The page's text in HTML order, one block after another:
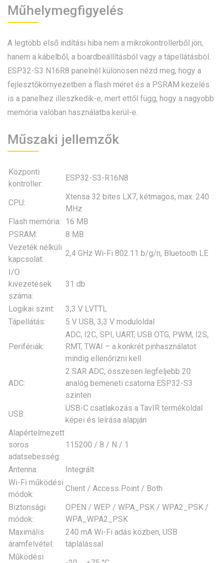
Műhelymegfigyelés
A legtöbb első indítási hiba nem a mikrokontrollerből jön,
hanem a kábelből, a boardbeállításból vagy a tápellátásból.
ESP32-S3 N16R8 panelnél különösen nézd meg, hogy a
fejlesztőkörnyezetben a flash méret és a PSRAM kezelés
is a panelhez illeszkedik-e, mert ettől függ, hogy a nagyobb
memória valóban használatba kerül-e.
Műszaki jellemzők
Központi
kontroller:
ESP32-S3-R16N8
CPU:
Xtensa 32 bites LX7, kétmagos, max. 240
MHz
Flash memória: 16 MB
PSRAM:
8 MB
Vezeték nélküli
kapcsolat:
2,4 GHz Wi-Fi 802.11 b/g/n, Bluetooth LE
I/O
kivezetések
száma:
31 db
Logikai szint:
3,3 V LVTTL
Tápellátás:
5 V USB, 3,3 V moduloldal
Perifériák:
ADC, I2C, SPI, UART, USB OTG, PWM, I2S,
RMT, TWAI – a konkrét pinhasználatot
mindig ellenőrizni kell
ADC:
2 SAR ADC, összesen legfeljebb 20
analóg bemeneti csatorna ESP32-S3
szinten
USB:
USB-C csatlakozás a TavIR termékoldal
képei és leírása alapján
Alapértelmezett
soros
adatsebesség:
115200 / 8 / N / 1
Antenna:
Integrált
Wi-Fi működési
módok:
Client / Access Point / Both
Biztonsági
módok:
OPEN / WEP / WPA_PSK / WPA2_PSK /
WPA_WPA2_PSK
Maximális
áramfelvétel:
240 mA Wi-Fi adás közben, USB
táplálással
Működési